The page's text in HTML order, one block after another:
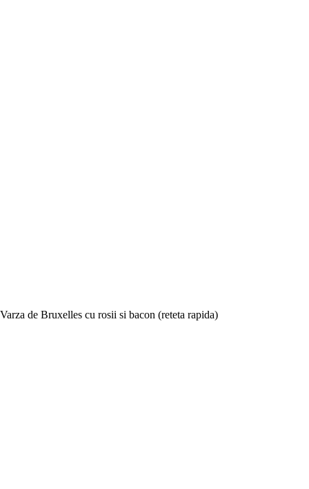
Varza de Bruxelles cu rosii si bacon (reteta rapida)